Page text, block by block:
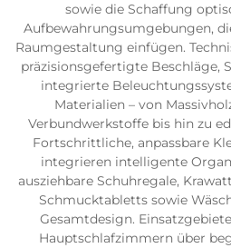
sowie die Schaffung
Aufbewahrungsumgebungen,
Raumgestaltung einfügen.
präzisionsgefertigte Beschläge,
integrierte
Materialien – von
Verbundwerkstoffe bis hin zu
Fortschrittliche, anpassbare
integrieren intelligente
ausziehbare Schuhregale,
Schmucktabletts sowie
Gesamtdesign.
Hauptschlafzimmern über